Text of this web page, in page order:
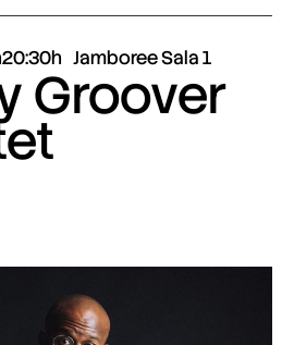
20:30h Jamboree Sala 1
Groover